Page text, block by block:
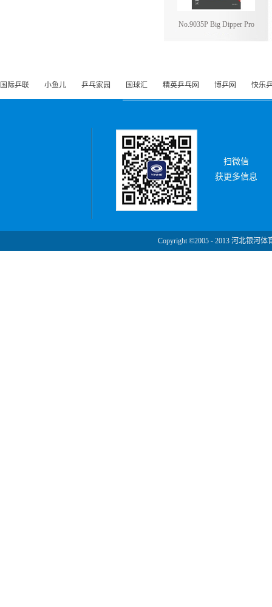
No.9035P Big Dipper Pro
国际乒联 小鱼儿 乒乓家园 国球汇 精英乒乓网 博乒网 快乐
扫微信
获更多信息
Copyright ©2005 - 2013 河北银河体